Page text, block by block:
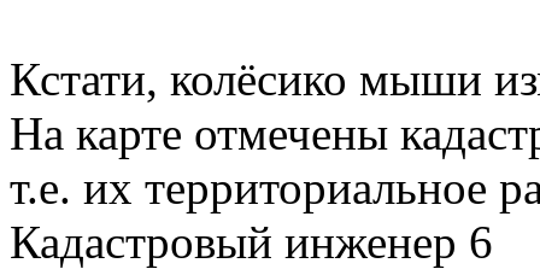
Кстати, колёсико мыши
На карте отмечены
т.е. их территориальное
Кадастровый инженер 6